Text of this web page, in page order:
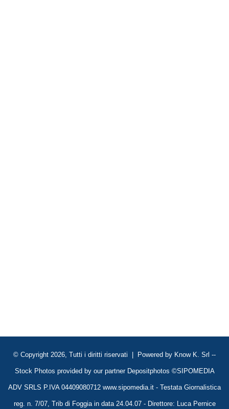
© Copyright 2026, Tutti i diritti riservati | Powered by Know K. Srl --
Stock Photos provided by our partner Depositphotos ©SIPOMEDIA
ADV SRLS P.IVA 04409080712 www.sipomedia.it - Testata Giornalistica
reg. n. 7/07, Trib di Foggia in data 24.04.07 - Direttore: Luca Pernice